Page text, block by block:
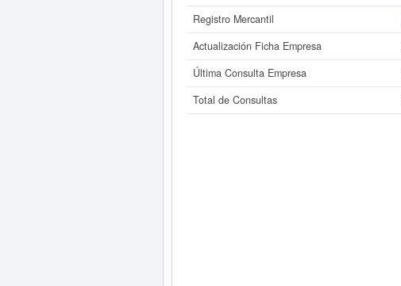
Registro Mercantil
Actualización Ficha Empresa
Última Consulta Empresa
Total de Consultas